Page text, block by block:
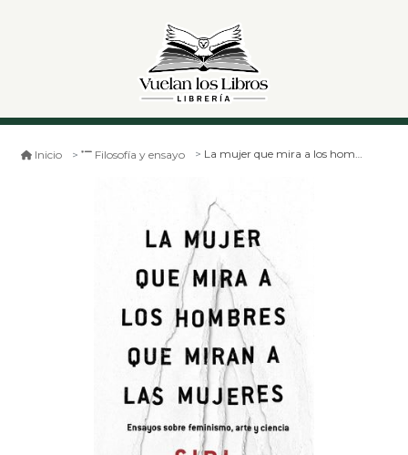
Inicio Filosofía y ensayo La mujer que mira a los hombres que miran a las_ mujeres